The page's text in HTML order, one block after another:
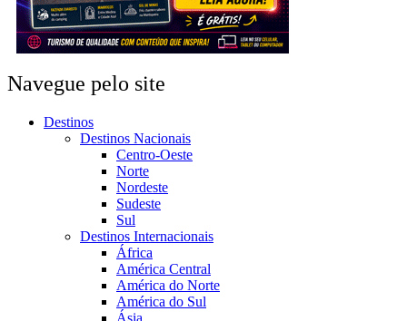
Navegue pelo site
Destinos
Destinos Nacionais
Centro-Oeste
Norte
Nordeste
Sudeste
Sul
Destinos Internacionais
África
América Central
América do Norte
América do Sul